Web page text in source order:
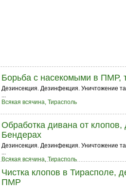
Борьба с насекомыми в ПМР,
Дезинсекция. Дезинфекция. Уничтожение
...
Всякая всячина, Тирасполь
Обработка дивана от
Бендерах
Дезинсекция. Дезинфекция. Уничтожение
...
Всякая всячина, Тирасполь
Чистка клопов в Тирасполе,
ПМР